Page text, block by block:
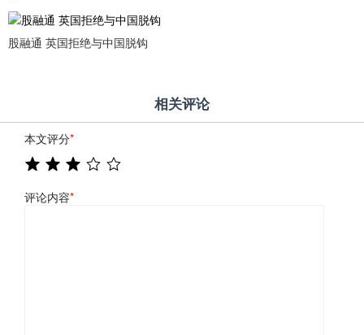
股融通 英国拒绝与中国脱钩
相关评论
本文评分*
评论内容*